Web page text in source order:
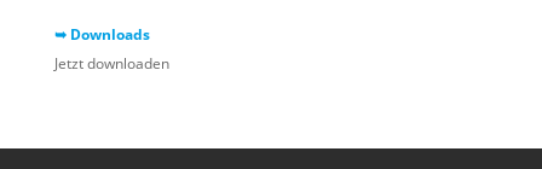
➥ Downloads
Jetzt downloaden